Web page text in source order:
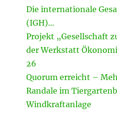
Die internationale
(IGH)…
Projekt „Gesellschaft
der Werkstatt
26
Quorum erreicht –
Randale im
Windkraftanlage